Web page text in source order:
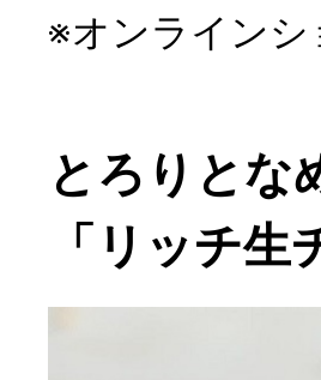
※オンラインシ
とろりとな
「リッチ